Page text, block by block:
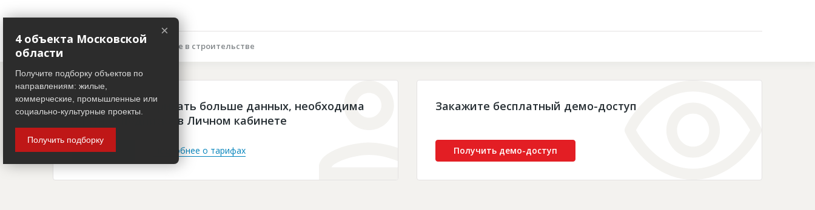
Описание объекта Участие в строительстве
Чтобы просматривать больше данных, необходима
платная подписка в Личном кабинете
Войти Подробнее о тарифах
Закажите бесплатный демо-доступ
Получить демо-доступ
×
4 объекта Московской
области
Получите подборку объектов по
направлениям: жилые,
коммерческие, промышленные или
социально-культурные проекты.
Получить подборку